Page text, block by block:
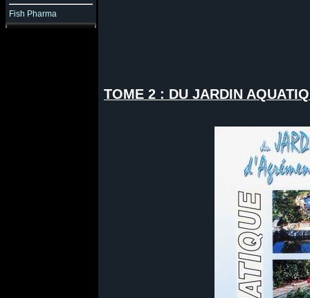
Fish Pharma
TOME 2 : DU JARDIN